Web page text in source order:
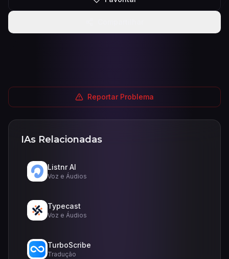
Reportar Problema
IAs Relacionadas
Listnr AI
Voz e Áudios
Typecast
Voz e Áudios
TurboScribe
Tradução